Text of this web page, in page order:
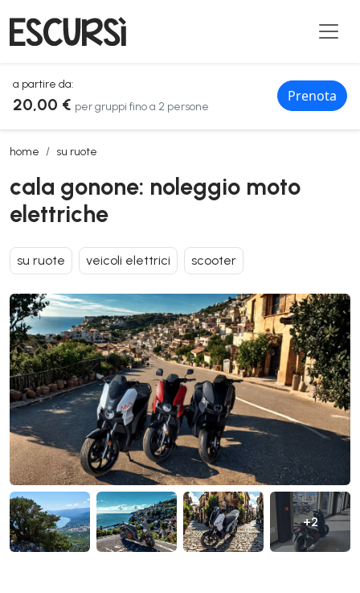
a partire da:
20,00 € per gruppi fino a 2 persone
Prenota
home su ruote
cala gonone: noleggio moto elettriche
cala gonone: noleggio moto
elettriche
su ruote veicoli elettrici scooter
+2